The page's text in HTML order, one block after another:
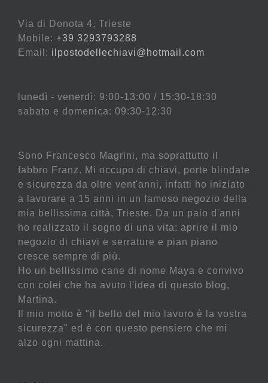
Via di Donota 4, Trieste
Mobile: +39 3293793288
Email: ilpostodellechiavi@hotmail.com
lunedì - venerdì: 9:00-13:00 / 15:30-18:30
sabato e domenica: 09:30-12:30
Sono Francesco Magrini, ma soprattutto il
fabbro Franz. Mi occupo di chiavi, porte blindate
e sicurezza da oltre vent'anni, infatti ho iniziato
a lavorare a 15 anni in un famoso negozio della
mia bellissima città, Trieste. Da un paio d'anni
ho realizzato il sogno di una vita: aprire il mio
negozio di chiavi e serrature e pian piano
cresce sempre di più.
Ho un bellissimo cane di nome Maya e convivo
con colei che ha avuto l'idea di questo blog,
Martina.
Il mio motto è "il bello del mio lavoro è la vostra
sicurezza" ed è con questo pensiero che mi
alzo ogni mattina.